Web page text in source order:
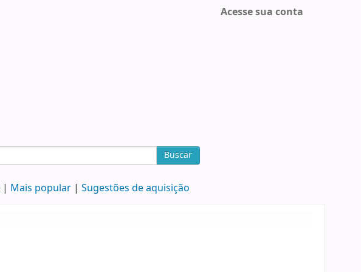
Acesse sua conta
Buscar
Mais popular Sugestões de aquisição